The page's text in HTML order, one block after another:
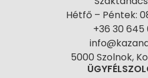
Hétfő – Péntek:
+36 30 645
5000 Szolnok,